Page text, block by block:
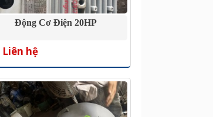
Động Cơ Điện 20HP
Liên hệ